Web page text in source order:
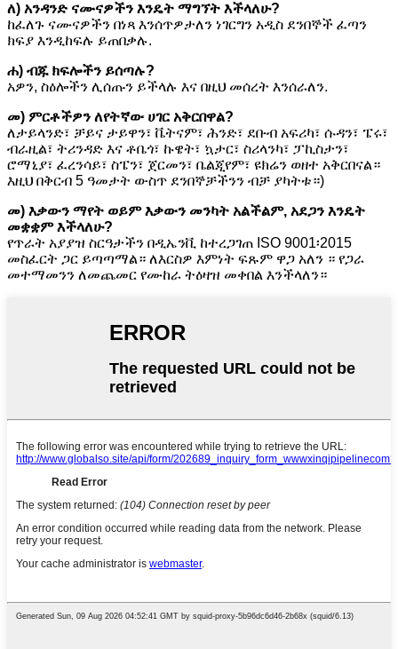
ለ) አንዳንድ ናሙናዎችን እንዴት ማግኘት እችላለሁ?
ከፈለጉ ናሙናዎችን በነጻ እንሰጥዎታለን ነገርግን አዲስ ደንበኞች ፈጣን
ክፍያ እንዲከፍሉ ይጠበቃሉ.
ሐ) ብጁ ክፍሎችን ይሰጣሉ?
አዎን, ስዕሎችን ሊሰጡን ይችላሉ እና በዚህ መሰረት እንሰራለን.
መ) ምርቶችዎን ለየትኛው ሀገር አቅርበዋል?
ለታይላንድ፣ ቻይና ታይዋን፣ ቬትናም፣ ሕንድ፣ ደቡብ አፍሪካ፣ ሱዳን፣ ፔሩ፣
ብራዚል፣ ትሪንዳድ እና ቶቤጎ፣ ኩዌት፣ ኳታር፣ ስሪላንካ፣ ፓኪስታን፣
ሮማኒያ፣ ፈረንሳይ፣ ስፔን፣ ጀርመን፣ ቤልጂየም፣ ዩክሬን ወዘተ አቅርበናል።
እዚህ በቅርብ 5 ዓመታት ውስጥ ደንበኞቻችንን ብቻ ያካትቱ።)
መ) እቃውን ማየት ወይም እቃውን መንካት አልችልም, አደጋን እንዴት
መቋቋም እችላለሁ?
የጥራት አያያዝ ስርዓታችን በዲኤንቪ ከተረጋገጠ ISO 9001፡2015
መስፈርት ጋር ይጣጣማል። ለእርስዎ እምነት ፍጹም ዋጋ አለን ። የጋራ
መተማመንን ለመጨመር የሙከራ ትዕዛዝ መቀበል እንችላለን።